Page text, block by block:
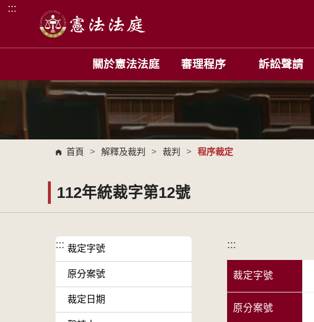
跳到主要內容區塊
:::
關於憲法法庭 審理程序 訴訟聲請
首頁 > 解釋及裁判 > 裁判 > 程序裁定
112年統裁字第12號
::: 裁定字號
原分案號
裁定日期
:::
裁定字號
原分案號